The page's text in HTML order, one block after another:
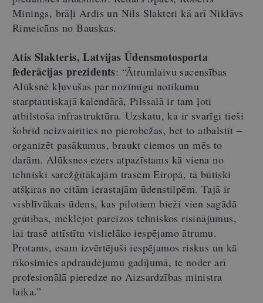
Minings, brāļi Ardis un Nils Slakteri kā arī Niklāvs
Rimeicāns no Bauskas.
Atis Slakteris, Latvijas Ūdensmotosporta
federācijas prezidents: “Ātrumlaivu sacensības
Alūksnē kļuvušas par nozīmīgu notikumu
starptautiskajā kalendārā, Pilssalā ir tam ļoti
atbilstoša infrastruktūra. Uzskatu, ka ir svarīgi tieši
šobrīd neizvairīties no pierobežas, bet to atbalstīt –
organizēt pasākumus, braukt ciemos un mēs to
darām. Alūksnes ezers atpazīstams kā viena no
tehniski sarežģītākajām trasēm Eiropā, tā būtiski
atšķiras no citām ierastajām ūdenstilpēm. Tajā ir
visblīvākais ūdens, kas pilotiem bieži vien sagādā
grūtības, meklējot pareizos tehniskos risinājumus,
lai trasē attīstītu vislielāko iespējamo ātrumu.
Protams, esam izvērtējuši iespējamos riskus un kā
rīkosimies apdraudējumu gadījumā, te noder arī
profesionālā pieredze no Aizsardzības ministra
laika.”